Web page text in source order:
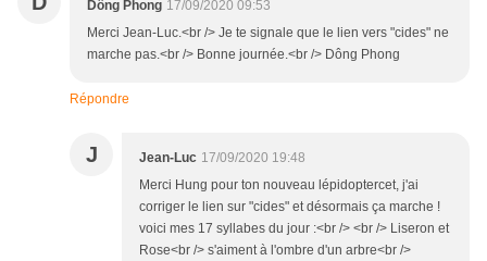
Dông Phong 17/09/2020 09:53
Merci Jean-Luc.<br /> Je te signale que le lien vers "cides" ne
marche pas.<br /> Bonne journée.<br /> Dông Phong
Répondre
J Jean-Luc 17/09/2020 19:48
Merci Hung pour ton nouveau lépidoptercet, j'ai
corriger le lien sur "cides" et désormais ça marche !
voici mes 17 syllabes du jour :<br /> <br /> Liseron et
Rose<br /> s'aiment à l'ombre d'un arbre<br />